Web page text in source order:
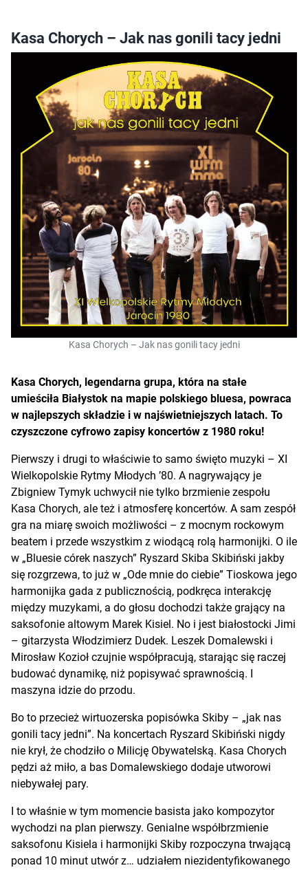
Kasa Chorych – Jak nas gonili tacy jedni
Kasa Chorych – Jak nas gonili tacy jedni
Kasa Chorych, legendarna grupa, która na stałe
umieściła Białystok na mapie polskiego bluesa, powraca
w najlepszych składzie i w najświetniejszych latach. To
czyszczone cyfrowo zapisy koncertów z 1980 roku!
Pierwszy i drugi to właściwie to samo święto muzyki – XI
Wielkopolskie Rytmy Młodych ’80. A nagrywający je
Zbigniew Tymyk uchwycił nie tylko brzmienie zespołu
Kasa Chorych, ale też i atmosferę koncertów. A sam zespół
gra na miarę swoich możliwości – z mocnym rockowym
beatem i przede wszystkim z wiodącą rolą harmonijki. O ile
w „Bluesie córek naszych” Ryszard Skiba Skibiński jakby
się rozgrzewa, to już w „Ode mnie do ciebie” Tioskowa jego
harmonijka gada z publicznością, podkręca interakcję
między muzykami, a do głosu dochodzi także grający na
saksofonie altowym Marek Kisiel. No i jest białostocki Jimi
– gitarzysta Włodzimierz Dudek. Leszek Domalewski i
Mirosław Kozioł czujnie współpracują, starając się raczej
budować dynamikę, niż popisywać sprawnością. I
maszyna idzie do przodu.
Bo to przecież wirtuozerska popisówka Skiby – „jak nas
gonili tacy jedni”. Na koncertach Ryszard Skibiński nigdy
nie krył, że chodziło o Milicję Obywatelską. Kasa Chorych
pędzi aż miło, a bas Domalewskiego dodaje utworowi
niebywałej pary.
I to właśnie w tym momencie basista jako kompozytor
wychodzi na plan pierwszy. Genialne współbrzmienie
saksofonu Kisiela i harmonijki Skiby rozpoczyna trwającą
ponad 10 minut utwór z… udziałem niezidentyfikowanego